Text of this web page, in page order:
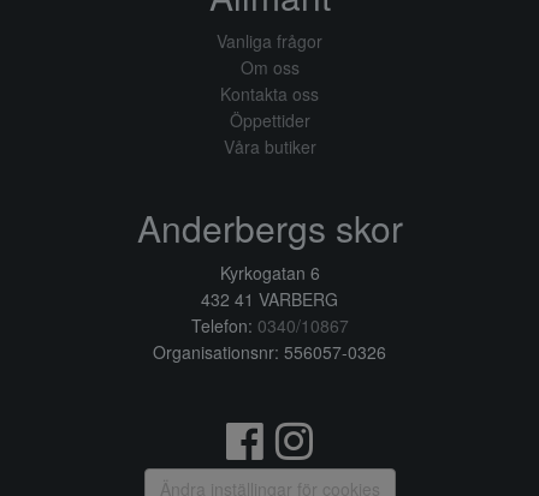
Vanliga frågor
Om oss
Kontakta oss
Öppettider
Våra butiker
Anderbergs skor
Kyrkogatan 6
432 41 VARBERG
Telefon: 0340/10867
Organisationsnr: 556057-0326
Ändra inställingar för cookies